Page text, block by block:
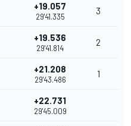
+19.057
29'41.335
3
+19.536
29'41.814
2
+21.208
29'43.486
1
+22.731
29'45.009